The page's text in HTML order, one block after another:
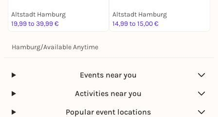
Altstadt Hamburg
19,99 to 39,99 €
Altstadt Hamburg
14,99 to 15,00 €
Hamburg/Available Anytime
Events near you
Activities near you
Popular event locations